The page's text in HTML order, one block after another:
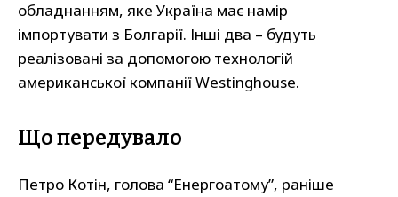
обладнанням, яке Україна має намір
імпортувати з Болгарії. Інші два – будуть
реалізовані за допомогою технологій
американської компанії Westinghouse.
Що передувало
Петро Котін, голова “Енергоатому”, раніше